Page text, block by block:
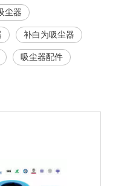
尘器
补白为吸尘器
吸尘器配件